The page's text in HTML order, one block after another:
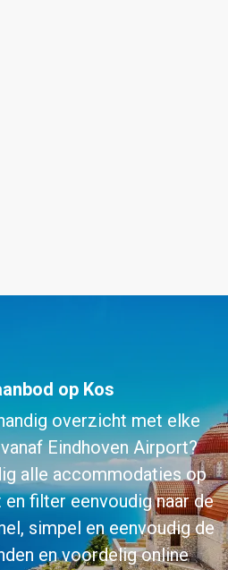
op Kos
overzicht met elke
Eindhoven Airport?
alle accommodaties op
filter eenvoudig naar de
simpel en eenvoudig de
en voordelig online